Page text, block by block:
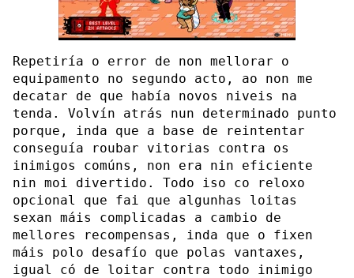
Repetiría o error de non mellorar o
equipamento no segundo acto, ao non me
decatar de que había novos niveis na
tenda. Volvín atrás nun determinado punto
porque, inda que a base de reintentar
conseguía roubar vitorias contra os
inimigos comúns, non era nin eficiente
nin moi divertido. Todo iso co reloxo
opcional que fai que algunhas loitas
sexan máis complicadas a cambio de
mellores recompensas, inda que o fixen
máis polo desafío que polas vantaxes,
igual có de loitar contra todo inimigo